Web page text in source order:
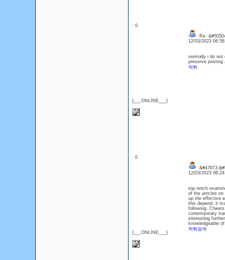
: 0
{___ONLINE___}
Re:
12/03/2023
normally i do not
preserve posting
먹튀
: 0
{___ONLINE___}
12/03/2023
top notch
of the articles on
up the effective
this depend, it
following.
contemporary
interesting
knowledgeable
먹튀검색